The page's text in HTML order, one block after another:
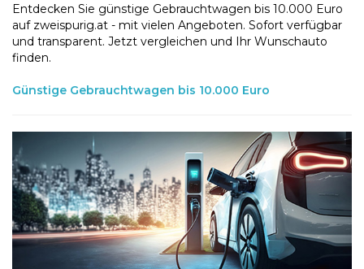
Entdecken Sie günstige Gebrauchtwagen bis 10.000 Euro
auf zweispurig.at - mit vielen Angeboten. Sofort verfügbar
und transparent. Jetzt vergleichen und Ihr Wunschauto
finden.
Günstige Gebrauchtwagen bis 10.000 Euro